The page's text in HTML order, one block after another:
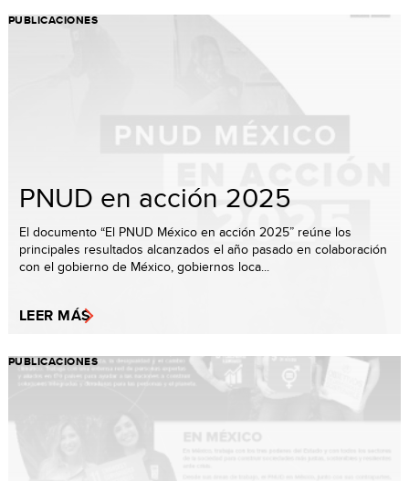
PUBLICACIONES
PNUD en acción 2025
El documento “El PNUD México en acción 2025” reúne los
principales resultados alcanzados el año pasado en colaboración
con el gobierno de México, gobiernos loca...
LEER MÁS
PUBLICACIONES